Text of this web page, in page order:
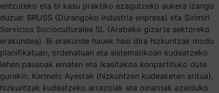
entzuteko eta bi kasu praktiko ezagutzeko aukera izango
duzue: BRUSS (Durangoko industria enpresa) eta Sirimiri
Servicios Socioculturales SL (Arabako gizarte sektoreko
erakundea). Bi erakunde hauek hasi dira hizkuntzak modu
planifikatuan, ordenatuan eta sistematikoan kudeatzeko
lehen pausoak ematen eta ikasitakoa konpartituko dute
gurekin. Karmelo Ayestak (hizkuntzen kudeaketan aritua),
hizkuntzak kudeatzeko arrazoiak eta oinarriak azalduko